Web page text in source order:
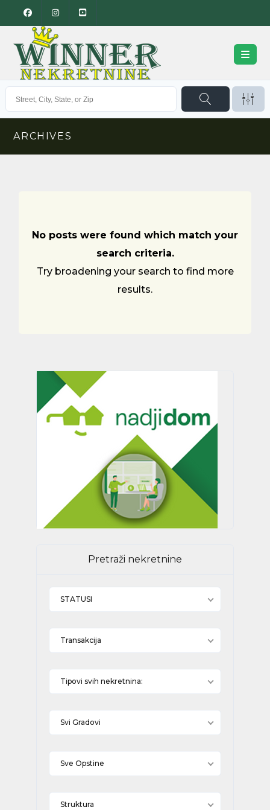
ARCHIVES
No posts were found which match your
search criteria.
Try broadening your search to find more
results.
Pretraži nekretnine
STATUSI
Transakcija
Tipovi svih nekretnina:
Svi Gradovi
Sve Opstine
Struktura